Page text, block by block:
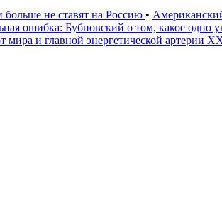
не ставят на Россию •
ошибка: Бубновский о том, какое одно
мира и главной энергетической артерии